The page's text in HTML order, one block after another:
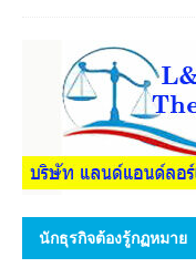
นักธุรกิจต้องรู้กฏหมาย